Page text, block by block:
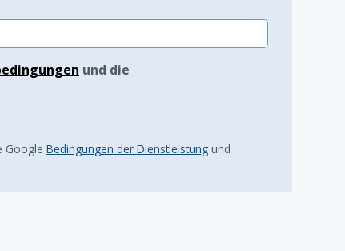
und die
Google Bedingungen der Dienstleistung und